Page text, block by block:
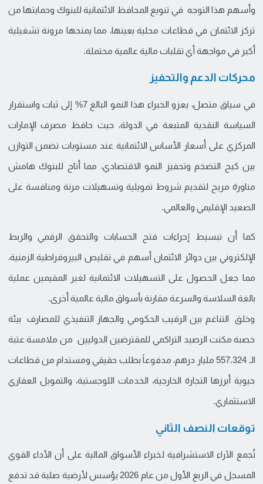
وأسهم هذا التوجه في تنويع المحافظ الائتمانية للبنوك وحمايتها من
تركز الائتمان في قطاعات محلية بعينها، مما يمنحها مرونة تشغيلية
أكبر في مواجهة أي تقلبات مالية عالمية محتملة.
محركات الدعم والتحفيز
في سياق متصل، يعزو الخبراء هذا النمو البالغ 7% إلى ثبات واستقرار
السياسة النقدية المتبعة في الدولة، حيث حافظ مصرف الإمارات
المركزي على أسعار الأساس الائتمانية عند مستويات تضمن التوازن
بين كبح التضخم وتحفيز النمو الاقتصادي، مما أتاح للبنوك هامش
مناورة مريح لتقديم شروط تمويلية وتسهيلات مرنة ومنافسة على
الصعيد الإقليمي والعالمي.
كما أن تبسيط إجراءات فتح الحسابات والتحقق الرقمي والربط
الإلكتروني بين دوائر الائتمان أسهم في تقليص البيروقراطية الزمنية،
مما جعل الحصول على التسهيلات الائتمانية لغير المقيمين عملية
بالغة السلاسة والسرعة مقارنة بأسواق مالية عالمية أخرى.
وخلق التناغم بين الرقيب الحكومي والجهاز التنفيذي للمصارف بيئة
خصبة مكنت الرصيد التراكمي للمقترضين الدوليين من ملامسة عتبة
الـ 557.324 مليار درهم، مدفوعاً بطلب حقيقي ومستدام من قطاعات
حيوية أبرزها التجارة الخارجية، الخدمات اللوجستية، والتمويل العقاري
الاستثماري.
توقعات النصف الثاني
تُجمع الآراء الاستشرافية لخبراء الأسواق المالية على أن الأداء القوي
المسجل في الربع الأول من عام 2026 يؤسس لأرضية صلبة قد تدفع